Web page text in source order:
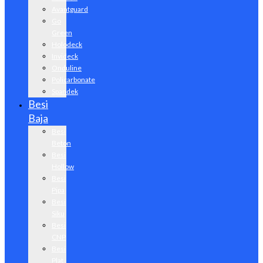
Avantguard
Green
Holodeck
Invideck
Onduline
Policarbonate
Spandek
Besi
Baja
Beton
Hollow